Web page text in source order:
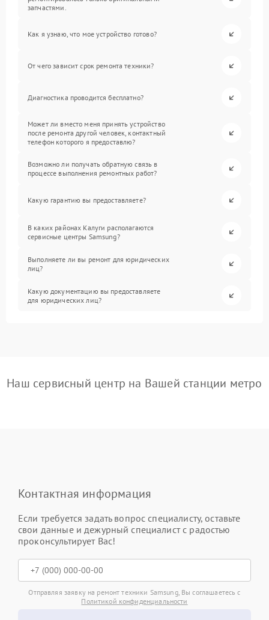
запчастями.
Как я узнаю, что мое устройство готово?
От чего зависит срок ремонта техники?
Диагностика проводится бесплатно?
Может ли вместо меня принять устройство
после ремонта другой человек, контактный
телефон которого я предоставлю?
Возможно ли получать обратную связь в
процессе выполнения ремонтных работ?
Какую гарантию вы предоставляете?
В каких районах Калуги располагаются
сервисные центры Samsung?
Выполняете ли вы ремонт для юридических
лиц?
Какую документацию вы предоставляете
для юридических лиц?
Наш сервисный центр на Вашей станции метро
Контактная информация
Если требуется задать вопрос специалисту, оставьте
свои данные и дежурный специалист с радостью
проконсультирует Вас!
Отправляя заявку на ремонт техники Samsung, Вы соглашаетесь с
Политикой конфиденциальности